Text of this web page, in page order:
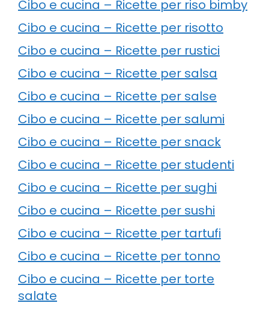
Cibo e cucina – Ricette per riso bimby
Cibo e cucina – Ricette per risotto
Cibo e cucina – Ricette per rustici
Cibo e cucina – Ricette per salsa
Cibo e cucina – Ricette per salse
Cibo e cucina – Ricette per salumi
Cibo e cucina – Ricette per snack
Cibo e cucina – Ricette per studenti
Cibo e cucina – Ricette per sughi
Cibo e cucina – Ricette per sushi
Cibo e cucina – Ricette per tartufi
Cibo e cucina – Ricette per tonno
Cibo e cucina – Ricette per torte
salate